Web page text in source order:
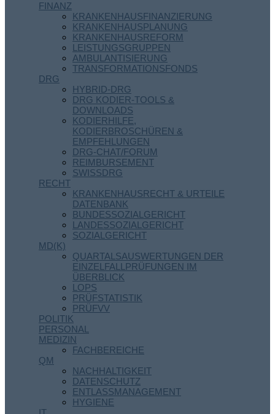
FINANZ
KRANKENHAUSFINANZIERUNG
KRANKENHAUSPLANUNG
KRANKENHAUSREFORM
LEISTUNGSGRUPPEN
AMBULANTISIERUNG
TRANSFORMATIONSFONDS
DRG
HYBRID-DRG
DRG KODIER-TOOLS &
DOWNLOADS
KODIERHILFE,
KODIERBROSCHÜREN &
EMPFEHLUNGEN
DRG-CHAT/FORUM
REIMBURSEMENT
SWISSDRG
RECHT
KRANKENHAUSRECHT & URTEILE
DATENBANK
BUNDESSOZIALGERICHT
LANDESSOZIALGERICHT
SOZIALGERICHT
MD(K)
QUARTALSAUSWERTUNGEN DER
EINZELFALLPRÜFUNGEN IM
ÜBERBLICK
LOPS
PRÜFSTATISTIK
PRÜFVV
POLITIK
PERSONAL
MEDIZIN
FACHBEREICHE
QM
NACHHALTIGKEIT
DATENSCHUTZ
ENTLASSMANAGEMENT
HYGIENE